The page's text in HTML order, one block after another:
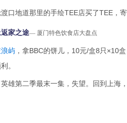
口地道那里的手绘TEE店买了TEE，寄
家之途— 厦门特色饮食店大盘点
屿 ，拿BBC的饼儿，10元/盒8只×10
。
雄第二季最末一集，失望。回到上海